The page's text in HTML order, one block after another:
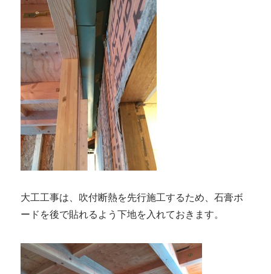
大工工事は、吹付断熱を先行施工するため、石膏ボ
ードを後で貼れるよう下地を入れておきます。